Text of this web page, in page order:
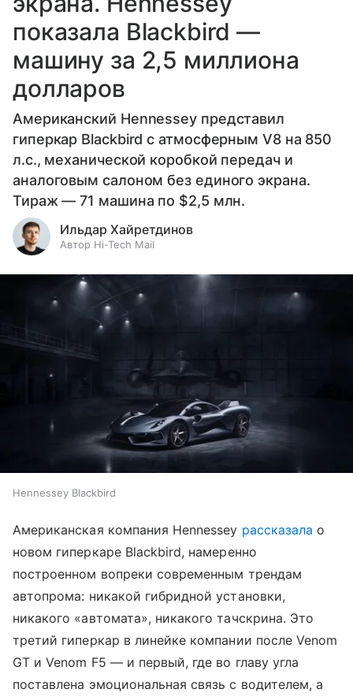
показала Blackbird —
машину за 2,5 миллиона
долларов
Американский Hennessey представил
гиперкар Blackbird с атмосферным V8 на 850
л.с., механической коробкой передач и
аналоговым салоном без единого экрана.
Тираж — 71 машина по $2,5 млн.
Ильдар Хайретдинов
Автор Hi-Tech Mail
Hennessey Blackbird
Американская компания Hennessey рассказала о
новом гиперкаре Blackbird, намеренно
построенном вопреки современным трендам
автопрома: никакой гибридной установки,
никакого «автомата», никакого тачскрина. Это
третий гиперкар в линейке компании после Venom
GT и Venom F5 — и первый, где во главу угла
поставлена эмоциональная связь с водителем, а